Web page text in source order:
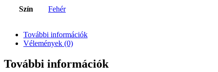
Szín Fehér
További információk
Vélemények (0)
További információk